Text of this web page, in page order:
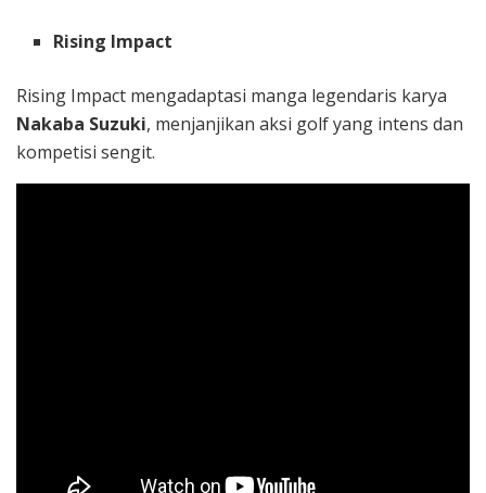
Rising Impact
Rising Impact mengadaptasi manga legendaris karya
Nakaba Suzuki, menjanjikan aksi golf yang intens dan
kompetisi sengit.